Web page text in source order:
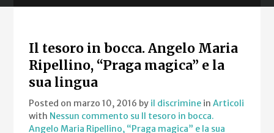
Il tesoro in bocca. Angelo Maria
Ripellino, “Praga magica” e la
sua lingua
Posted on marzo 10, 2016 by il discrimine inArticoli
with Nessun commento su Il tesoro in bocca.
Angelo Maria Ripellino, “Praga magica” e la sua